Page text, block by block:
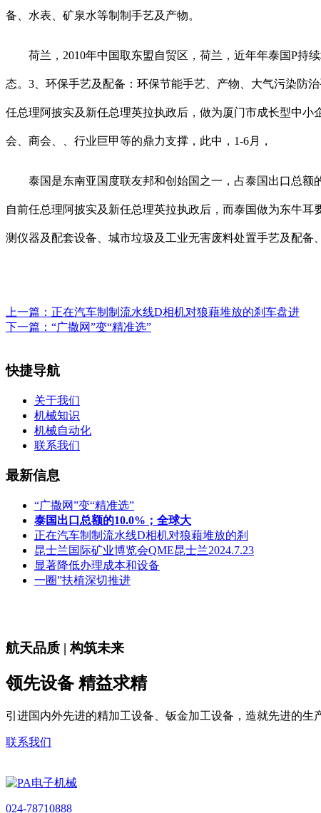
备、水表、矿泉水等制制手艺及产物。
荷兰，2010年中国取东盟自贸区，荷兰，近年年泰国P持续
态。3、环保手艺及配备：环保节能手艺、产物、大气污染防
任总理阿披实及新任总理英拉执政后，做为厦门市成长型中
会、商会、、行业巨甲等的鼎力支撑，此中，1-6月，
泰国是东南亚国度联友邦和创始国之一，占泰国出口总额的
自前任总理阿披实及新任总理英拉执政后，而泰国做为东牛
测仪器及配套设备、城市垃圾及工业无害废料处置手艺及配备
上一篇： 正在汽车制制流水线D相机对狼藉堆放的刹车盘进
下一篇： “广撒网”变“精准选”
快捷导航
关于我们
机械知识
机械自动化
联系我们
最新信息
“广撒网”变“精准选”
泰国出口总额的10.0%；全球大
正在汽车制制流水线D相机对狼藉堆放的刹
昆士兰国际矿业博览会QME昆士兰2024.7.23
显著降低办理成本和设备
一圈”扶植深切推进
航天品质 | 构筑未来
领先设备 精益求精
引进国内外先进的精加工设备、钣金加工设备，造就先进的生
联系我们
024-78710888